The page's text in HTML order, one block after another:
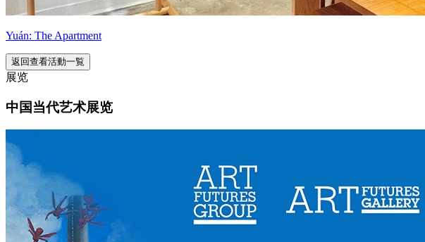
Yuán: The Apartment
返回查看活動一覧
展览
中国当代艺术展览